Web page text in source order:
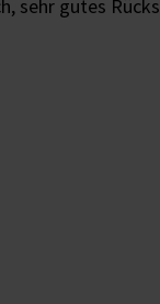
sehr gutes